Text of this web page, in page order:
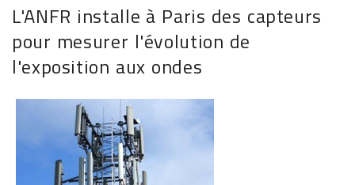
L'ANFR installe à Paris des capteurs
pour mesurer l'évolution de
l'exposition aux ondes